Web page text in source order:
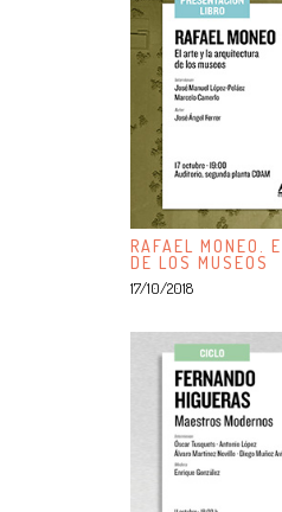
RAFAEL MONEO.
DE LOS MUSEOS
17/10/2018